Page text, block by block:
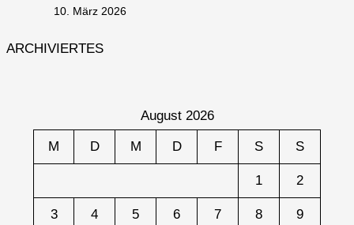
10. März 2026
ARCHIVIERTES
August 2026
M D M D F S S
1 2
3 4 5 6 7 8 9